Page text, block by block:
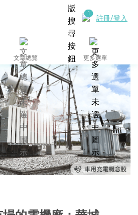
註冊/登入
文章總覽 更多選單